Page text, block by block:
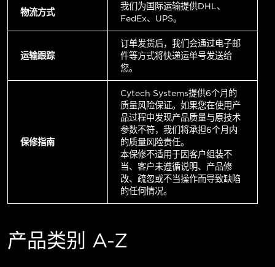
物流方式
我们为国际运输提供DHL、
FedEx、UPS。
运输跟踪
订单发货后，我们会通过电子邮
件等方式将快递运单号发送给
您。
保修指南
Cytech Systems提供6个月的
质量风险保证。如果您在使用产
品过程中发现产品质量与原技术
参数不符，我们将承担6个月内
的质量风险责任。
本保修不适用于因客户组装不
当、客户未遵循说明、产品修
改、疏忽或不当操作而导致缺陷
的任何情况。
产品类别 A-Z